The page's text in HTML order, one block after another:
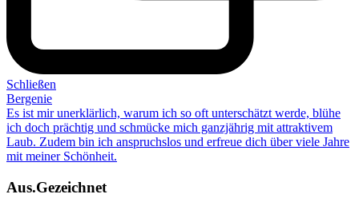
Schließen
Bergenie
Es ist mir unerklärlich, warum ich so oft unterschätzt werde, blühe
ich doch prächtig und schmücke mich ganzjährig mit attraktivem
Laub. Zudem bin ich anspruchslos und erfreue dich über viele Jahre
mit meiner Schönheit.
Aus.Gezeichnet